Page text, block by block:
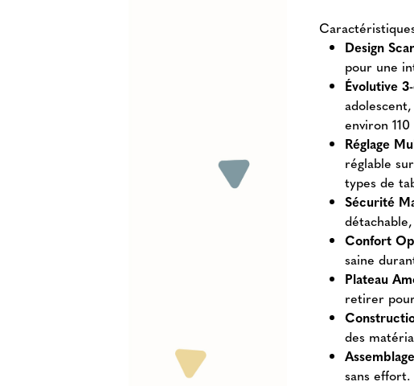
Design
pour une
Évolutive
environ 110
Réglage
réglable
types de
Sécurité
Confort
saine
Plateau
retirer
des
sans effort.